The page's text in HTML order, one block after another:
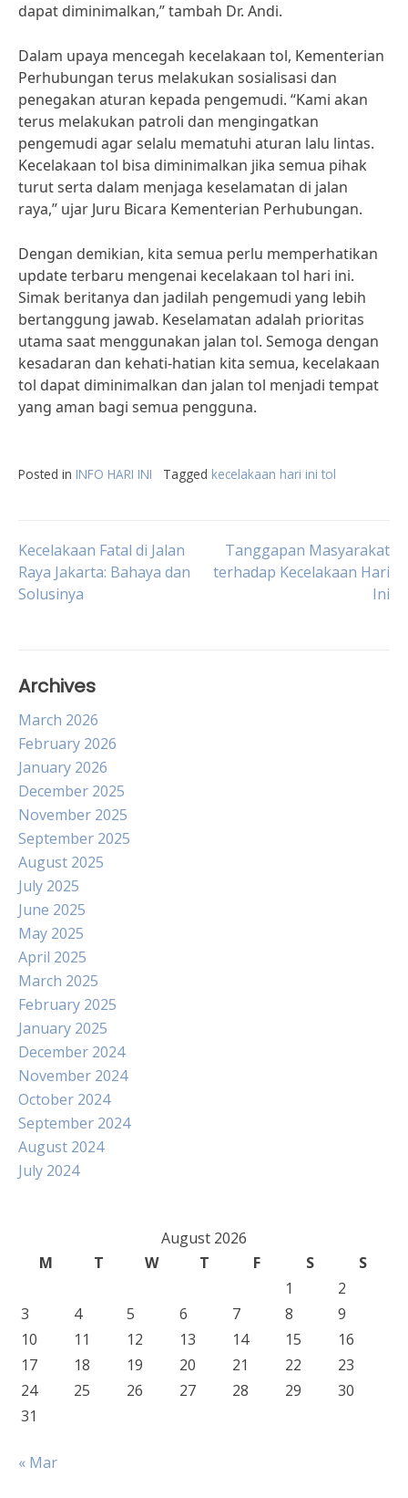
dapat diminimalkan,” tambah Dr. Andi.
Dalam upaya mencegah kecelakaan tol, Kementerian
Perhubungan terus melakukan sosialisasi dan
penegakan aturan kepada pengemudi. “Kami akan
terus melakukan patroli dan mengingatkan
pengemudi agar selalu mematuhi aturan lalu lintas.
Kecelakaan tol bisa diminimalkan jika semua pihak
turut serta dalam menjaga keselamatan di jalan
raya,” ujar Juru Bicara Kementerian Perhubungan.
Dengan demikian, kita semua perlu memperhatikan
update terbaru mengenai kecelakaan tol hari ini.
Simak beritanya dan jadilah pengemudi yang lebih
bertanggung jawab. Keselamatan adalah prioritas
utama saat menggunakan jalan tol. Semoga dengan
kesadaran dan kehati-hatian kita semua, kecelakaan
tol dapat diminimalkan dan jalan tol menjadi tempat
yang aman bagi semua pengguna.
Posted in INFO HARI INI Tagged kecelakaan hari ini tol
Post
navigation
Kecelakaan Fatal di Jalan
Raya Jakarta: Bahaya dan
Solusinya
Tanggapan Masyarakat
terhadap Kecelakaan Hari
Ini
Archives
March 2026
February 2026
January 2026
December 2025
November 2025
September 2025
August 2025
July 2025
June 2025
May 2025
April 2025
March 2025
February 2025
January 2025
December 2024
November 2024
October 2024
September 2024
August 2024
July 2024
August 2026
M
T W T F S
S
1
2
3
4 5 6 7 8
9
10
11 12 13 14 15
16
17
18 19 20 21 22
23
24
25 26 27 28 29
30
31
« Mar